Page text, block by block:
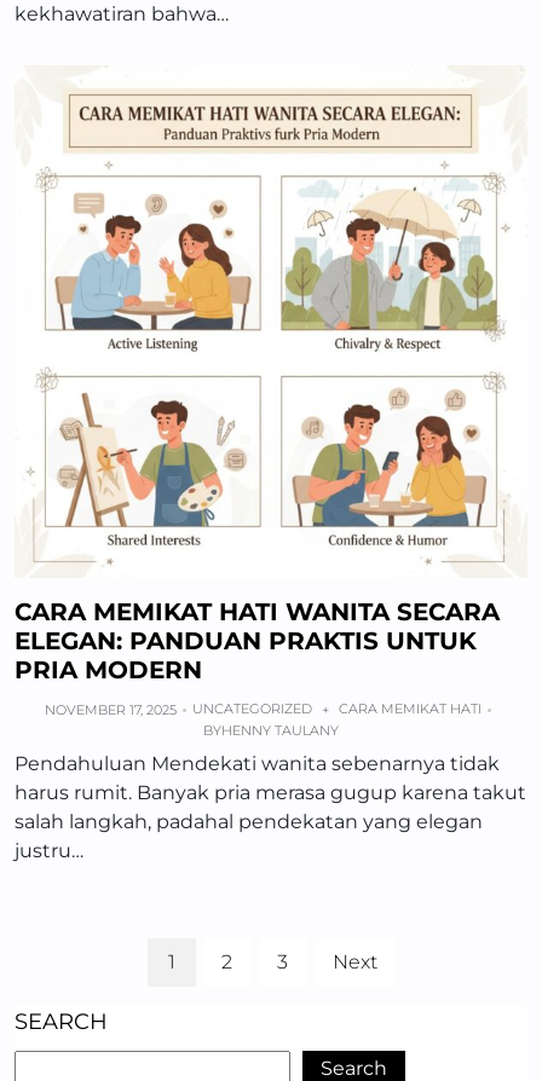
kekhawatiran bahwa…
CARA MEMIKAT HATI WANITA SECARA
ELEGAN: PANDUAN PRAKTIS UNTUK
PRIA MODERN
NOVEMBER 17, 2025 UNCATEGORIZED + CARA MEMIKAT HATI
BYHENNY TAULANY
Pendahuluan Mendekati wanita sebenarnya tidak
harus rumit. Banyak pria merasa gugup karena takut
salah langkah, padahal pendekatan yang elegan
justru…
1 2 3 Next
SEARCH
Search